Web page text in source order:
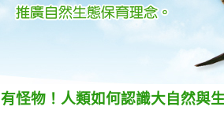
有怪物！人類如何認識大自然與